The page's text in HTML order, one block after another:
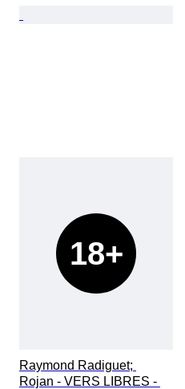
18+
Raymond Radiguet;
Rojan - VERS LIBRES -